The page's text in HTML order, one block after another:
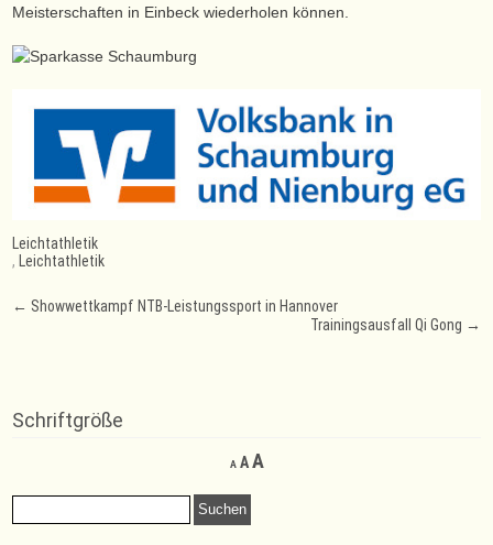
Meisterschaften in Einbeck wiederholen können.
Leichtathletik
, Leichtathletik
Post
← Showwettkampf NTB-Leistungssport in Hannover
Trainingsausfall Qi Gong →
Schriftgröße
A
Decrease
font
AReset
size.
AIncrease
Suchen
nach: